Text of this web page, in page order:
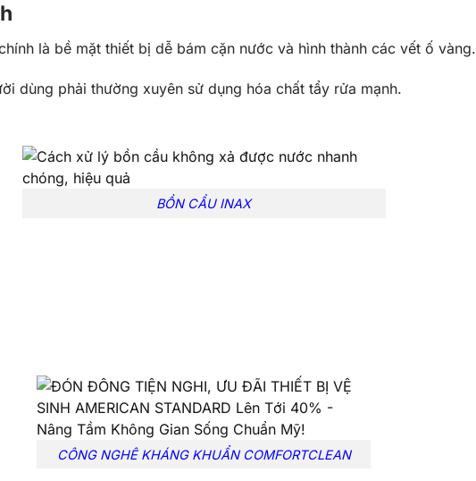
là bề mặt thiết bị dễ bám cặn nước và hình thành các vết ố vàng.
dùng phải thường xuyên sử dụng hóa chất tẩy rửa mạnh.
BỒN CẦU INAX
CÔNG NGHÊ KHÁNG KHUẨN COMFORTCLEAN